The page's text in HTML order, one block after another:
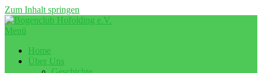
Zum Inhalt springen
Menü
Home
Über Uns